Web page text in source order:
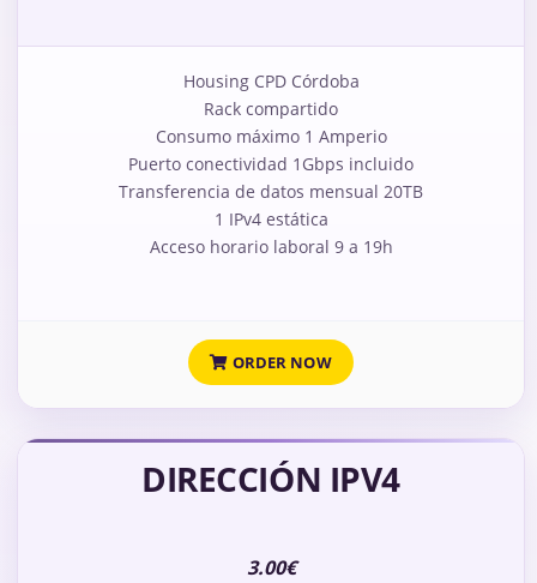
Housing CPD Córdoba
Rack compartido
Consumo máximo 1 Amperio
Puerto conectividad 1Gbps incluido
Transferencia de datos mensual 20TB
1 IPv4 estática
Acceso horario laboral 9 a 19h
ORDER NOW
DIRECCIÓN IPV4
3.00€